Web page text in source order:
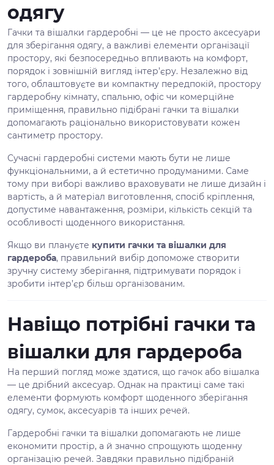
одягу
Гачки та вішалки гардеробні — це не просто аксесуари
для зберігання одягу, а важливі елементи організації
простору, які безпосередньо впливають на комфорт,
порядок і зовнішній вигляд інтер’єру. Незалежно від
того, облаштовуєте ви компактну передпокій, простору
гардеробну кімнату, спальню, офіс чи комерційне
приміщення, правильно підібрані гачки та вішалки
допомагають раціонально використовувати кожен
сантиметр простору.
Сучасні гардеробні системи мають бути не лише
функціональними, а й естетично продуманими. Саме
тому при виборі важливо враховувати не лише дизайн і
вартість, а й матеріал виготовлення, спосіб кріплення,
допустиме навантаження, розміри, кількість секцій та
особливості щоденного використання.
Якщо ви плануєте купити гачки та вішалки для
гардероба, правильний вибір допоможе створити
зручну систему зберігання, підтримувати порядок і
зробити інтер’єр більш організованим.
Навіщо потрібні гачки та
вішалки для гардероба
На перший погляд може здатися, що гачок або вішалка
— це дрібний аксесуар. Однак на практиці саме такі
елементи формують комфорт щоденного зберігання
одягу, сумок, аксесуарів та інших речей.
Гардеробні гачки та вішалки допомагають не лише
економити простір, а й значно спрощують щоденну
організацію речей. Завдяки правильно підібраній